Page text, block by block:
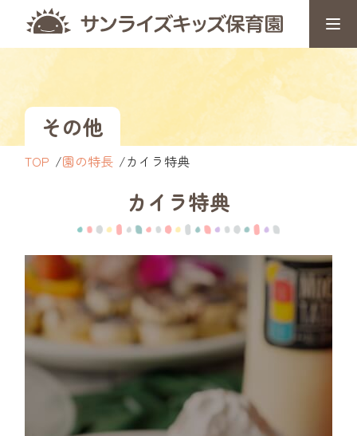
その他
TOP 園の特長 カイラ特典
カイラ特典